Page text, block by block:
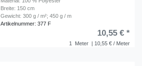
Breite: 150 cm
Gewicht: 300 g / m²; 450 g / m
Artikelnummer: 377 F
1 Meter | 10,55 € / Meter
10,55 € *